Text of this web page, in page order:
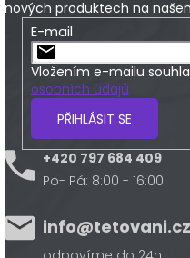
nových produktech na
E-mail
Vložením e-mailu
osobních údajů
PŘIHLÁSIT SE
+420 797 684 409
Po- Pá: 8:00 - 16:00
info@tetovani.cz